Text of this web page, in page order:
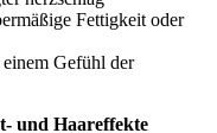
Fettigkeit oder⁣
Gefühl der
und Haareffekte